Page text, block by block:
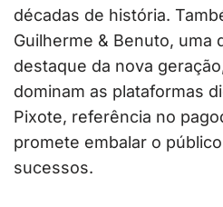
décadas de história.
Guilherme & Benuto, uma
destaque da nova
dominam as plataformas
Pixote, referência no
promete embalar o
sucessos.